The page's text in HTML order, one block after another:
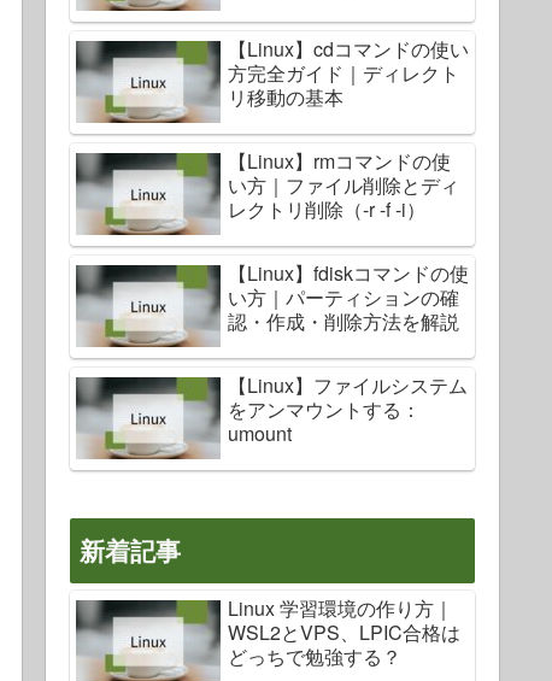
【Linux】cdコマンドの使い
方完全ガイド｜ディレクト
リ移動の基本
【Linux】rmコマンドの使
い方｜ファイル削除とディ
レクトリ削除（-r -f -i）
【Linux】fdiskコマンドの使
い方｜パーティションの確
認・作成・削除方法を解説
【Linux】ファイルシステム
をアンマウントする：
umount
新着記事
Linux 学習環境の作り方｜
WSL2とVPS、LPIC合格は
どっちで勉強する？